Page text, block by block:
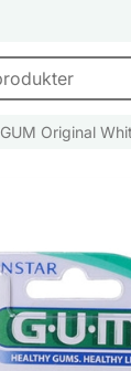
GUM Original